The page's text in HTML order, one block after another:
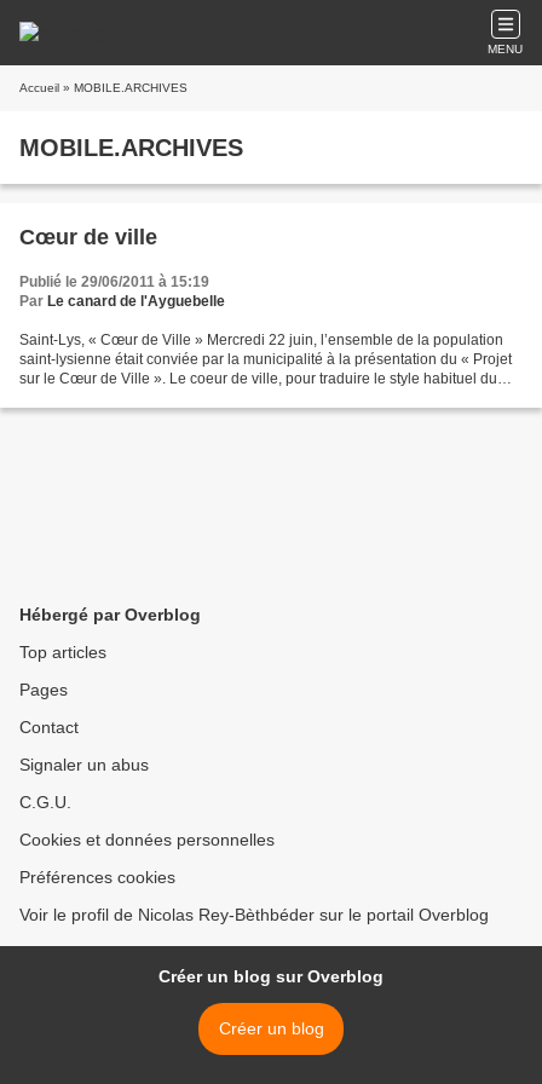
MENU
Accueil » MOBILE.ARCHIVES
MOBILE.ARCHIVES
Cœur de ville
Publié le 29/06/2011 à 15:19
Par Le canard de l'Ayguebelle
Saint-Lys, « Cœur de Ville » Mercredi 22 juin, l’ensemble de la population
saint-lysienne était conviée par la municipalité à la présentation du « Projet
sur le Cœur de Ville ». Le coeur de ville, pour traduire le style habituel du
Hébergé par Overblog
Top articles
Pages
Contact
Signaler un abus
C.G.U.
Cookies et données personnelles
Préférences cookies
Voir le profil de Nicolas Rey-Bèthbéder sur le portail Overblog
Créer un blog sur Overblog
Créer un blog